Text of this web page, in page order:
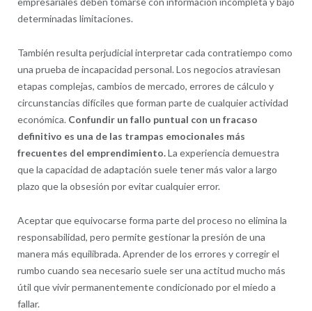
determinadas limitaciones.
También resulta perjudicial interpretar cada contratiempo como
una prueba de incapacidad personal. Los negocios atraviesan
etapas complejas, cambios de mercado, errores de cálculo y
circunstancias difíciles que forman parte de cualquier actividad
económica. Confundir un fallo puntual con un fracaso
definitivo es una de las trampas emocionales más
frecuentes del emprendimiento.La experiencia demuestra
que la capacidad de adaptación suele tener más valor a largo
plazo que la obsesión por evitar cualquier error.
Aceptar que equivocarse forma parte del proceso no elimina la
responsabilidad, pero permite gestionar la presión de una
manera más equilibrada. Aprender de los errores y corregir el
rumbo cuando sea necesario suele ser una actitud mucho más
útil que vivir permanentemente condicionado por el miedo a
fallar.